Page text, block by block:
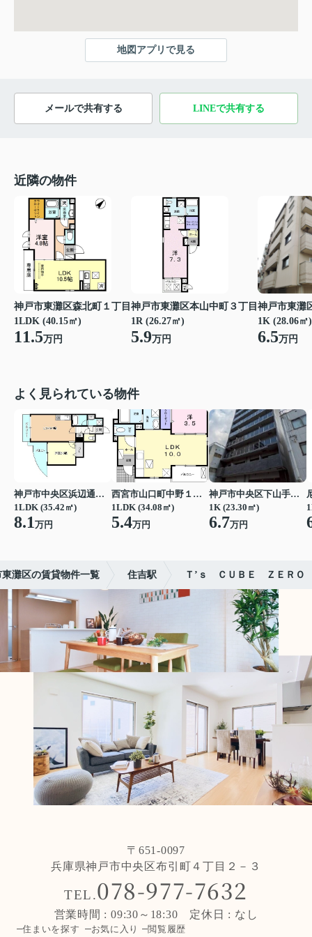
地図アプリで見る
メールで共有する LINEで共有する
近隣の物件
神戸市東灘区森北町１丁目
1LDK (40.15㎡)
11.5万円
神戸市東灘区本山中町３丁目
1R (26.27㎡)
5.9万円
神戸市東灘
1K (28.06㎡)
6.5万円
よく見られている物件
神戸市中央区浜辺通３丁目
1LDK (35.42㎡)
8.1万円
西宮市山口町中野１丁目
1LDK (34.08㎡)
5.4万円
神戸市中央区下山手通７丁目
1K (23.30㎡)
6.7万円
灘区の賃貸物件一覧 住吉駅 Ｔ’ｓ ＣＵＢＥ ＺＥＲＯ
〒651-0097
兵庫県神戸市中央区布引町４丁目２－３
TEL.078-977-7632
営業時間 : 09:30～18:30 定休日 : なし
住まいを探す お気に入り
閲覧履歴